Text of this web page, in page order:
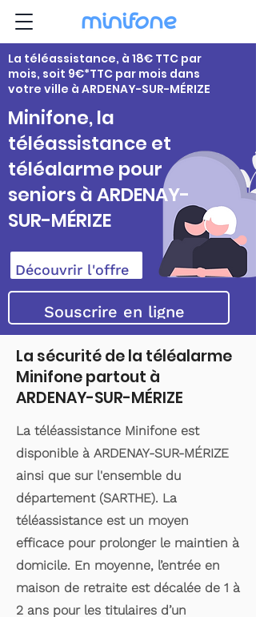
La téléassistance, à 18€ TTC par
mois, soit 9€*TTC par mois dans
votre ville à ARDENAY-SUR-MÉRIZE
Minifone, la
téléassistance et
téléalarme pour
seniors à ARDENAY-
SUR-MÉRIZE
Découvrir l'offre
Souscrire en ligne
La sécurité de la téléalarme
Minifone partout à
ARDENAY-SUR-MÉRIZE
La téléassistance Minifone est
disponible à ARDENAY-SUR-MÉRIZE
ainsi que sur l'ensemble du
département (SARTHE). La
téléassistance est un moyen
efficace pour prolonger le maintien à
domicile. En moyenne, l’entrée en
maison de retraite est décalée de 1 à
2 ans pour les titulaires d’un